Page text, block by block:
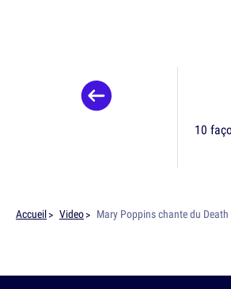
10
Accueil Video Mary Poppins chante du